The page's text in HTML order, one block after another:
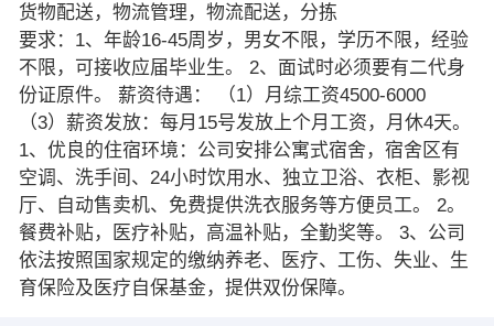
货物配送，物流管理，物流配送，分拣
要求：1、年龄16-45周岁，男女不限，学历不限，经验
不限，可接收应届毕业生。 2、面试时必须要有二代身
份证原件。 薪资待遇： （1）月综工资4500-6000
（3）薪资发放：每月15号发放上个月工资，月休4天。
1、优良的住宿环境：公司安排公寓式宿舍，宿舍区有
空调、洗手间、24小时饮用水、独立卫浴、衣柜、影视
厅、自动售卖机、免费提供洗衣服务等方便员工。 2。
餐费补贴，医疗补贴，高温补贴，全勤奖等。 3、公司
依法按照国家规定的缴纳养老、医疗、工伤、失业、生
育保险及医疗自保基金，提供双份保障。